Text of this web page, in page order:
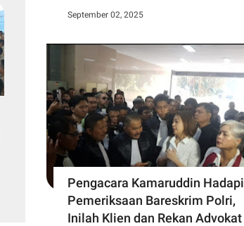
September 02, 2025
Pengacara Kamaruddin Hadapi
Pemeriksaan Bareskrim Polri,
Inilah Klien dan Rekan Advokat